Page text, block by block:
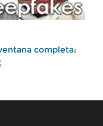
completa: